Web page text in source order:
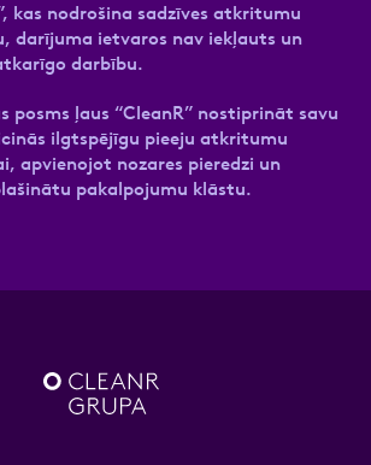
kas nodrošina sadzīves atkritumu
darījuma ietvaros nav iekļauts un
darbību.
posms ļaus “CleanR” nostiprināt savu
ilgtspējīgu pieeju atkritumu
apvienojot nozares pieredzi un
pakalpojumu klāstu.